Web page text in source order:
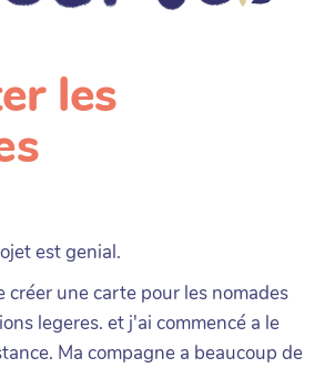
les
est genial.
créer une carte pour les nomades
legeres. et j'ai commencé a le
Ma compagne a beaucoup de